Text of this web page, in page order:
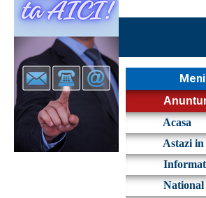
Acasa
Astazi
National